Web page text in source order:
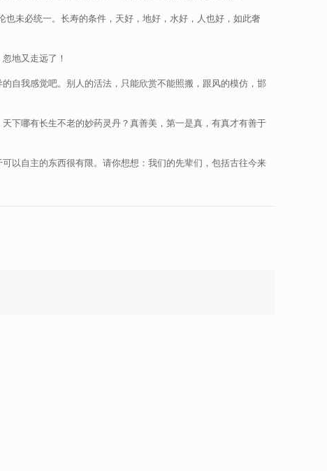
未必统一。长寿的条件，天好，地好，水好，人也好，如此奢
地又走远了！
自我感觉吧。别人的活法，只能欣赏不能照搬，跟风的模仿，邯
下哪有长生不老的妙药灵丹？真善美，第一是真，有真才有善于
以自主的东西很有限。请你想想：我们的先辈们，包括古往今来